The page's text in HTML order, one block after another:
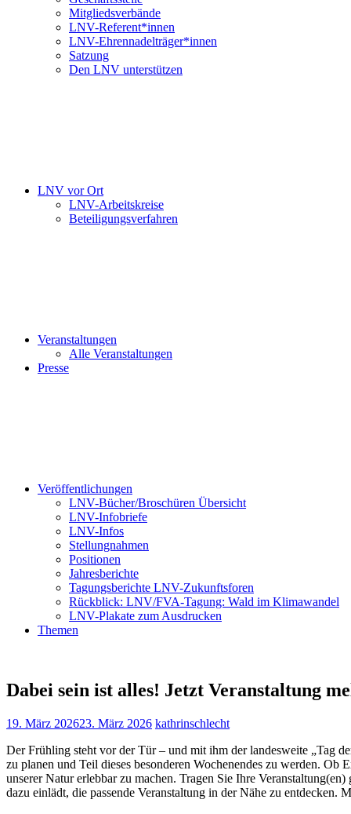
Mitgliedsverbände
LNV-Referent*innen
LNV-Ehrennadelträger*innen
Satzung
Den LNV unterstützen
LNV vor Ort
LNV-Arbeitskreise
Beteiligungsverfahren
Veranstaltungen
Alle Veranstaltungen
Presse
Veröffentlichungen
LNV-Bücher/Broschüren Übersicht
LNV-Infobriefe
LNV-Infos
Stellungnahmen
Positionen
Jahresberichte
Tagungsberichte LNV-Zukunftsforen
Rückblick: LNV/FVA-Tagung: Wald im Klimawandel
LNV-Plakate zum Ausdrucken
Themen
Dabei sein ist alles! Jetzt Veranstaltung
19. März 202623. März 2026 kathrinschlecht
Der Frühling steht vor der Tür – und mit ihm der landesweite „Tag
zu planen und Teil dieses besonderen Wochenendes zu werden.
unserer Natur erlebbar zu machen. Tragen Sie Ihre Veranstaltung(en)
dazu einlädt, die passende Veranstaltung in der Nähe zu